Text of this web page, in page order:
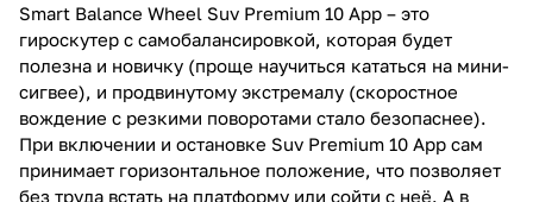
Smart Balance Wheel Suv Premium 10 App – это
гироскутер с самобалансировкой, которая будет
полезна и новичку (проще научиться кататься на мини-
сигвее), и продвинутому экстремалу (скоростное
вождение с резкими поворотами стало безопаснее).
При включении и остановке Suv Premium 10 App сам
принимает горизонтальное положение, что позволяет
без труда встать на платформу или сойти с неё. А в